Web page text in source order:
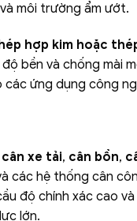
môi trường ẩm ướt.
hợp kim hoặc
bền và chống mài
ứng dụng công
cân xe tải, cân bồn,
các hệ thống cân
độ chính xác cao
lớn.